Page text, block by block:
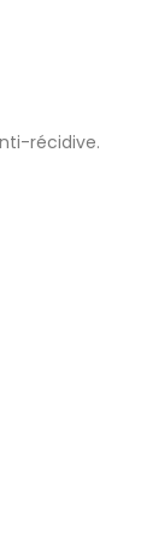
récidive.